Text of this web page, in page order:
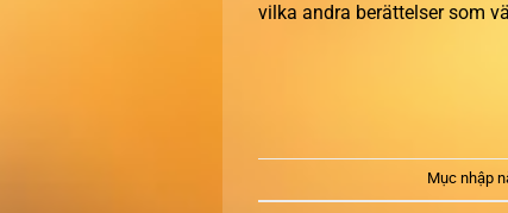
vilka andra berättelser som
Mục nhập